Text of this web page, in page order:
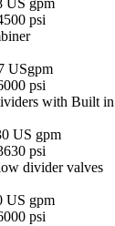
US gpm
psi
USgpm
psi
with Built
US gpm
psi
divider valves
US gpm
psi